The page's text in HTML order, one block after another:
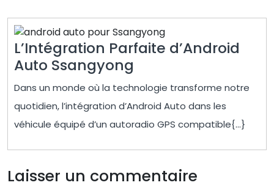
L’Intégration Parfaite d’Android
Auto Ssangyong
Parfaite
d’Android
Auto
Ssangyong
Dans un monde où la technologie transforme notre
quotidien, l’intégration d’Android Auto dans les
véhicule équipé d’un autoradio GPS compatible{...}
Laisser un commentaire